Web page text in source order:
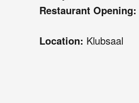
Restaurant Opening:
Location: Klubsaal